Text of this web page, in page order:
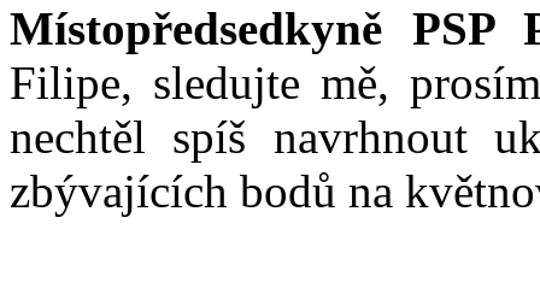
Místopředsedkyně PSP
Filipe, sledujte mě,
nechtěl spíš navrhnout
zbývajících bodů na